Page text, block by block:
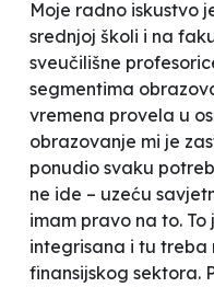
Moje radno iskustvo
srednjoj školi i na
sveučilišne
segmentima
vremena provela u
obrazovanje mi je
ponudio svaku
ne ide – uzeću
imam pravo na to.
integrisana i tu
finansijskog sektora.